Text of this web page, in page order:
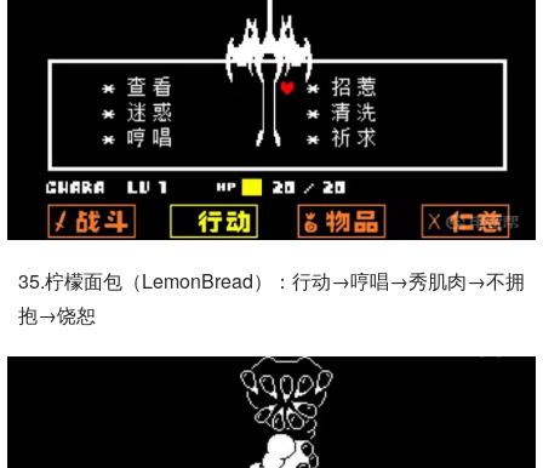
35.柠檬面包（LemonBread）：行动→哼唱→秀肌肉→不拥
抱→饶恕